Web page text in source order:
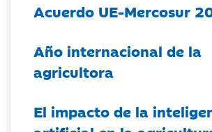
Acuerdo UE-Mercosur
Año internacional de la
agricultora
El impacto de la